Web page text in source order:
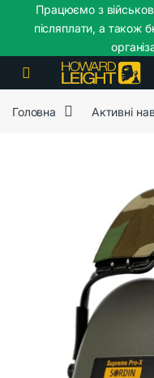
Skip to navigation
Skip to content
Головна Активні
Працюємо з
післяплати, а також